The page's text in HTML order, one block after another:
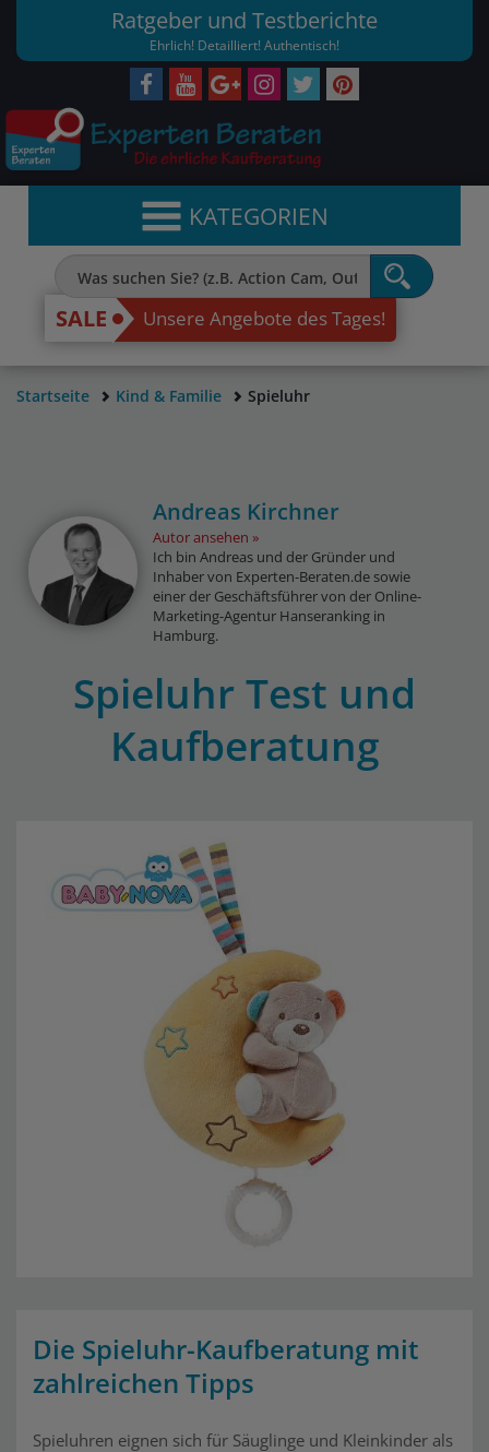
Ratgeber und Testberichte
Ehrlich! Detailliert! Authentisch!
KATEGORIEN
SALE Unsere Angebote des Tages!
Startseite Kind & Familie Spieluhr
Andreas Kirchner
Autor ansehen
Ich bin Andreas und der Gründer und
Inhaber von Experten-Beraten.de sowie
einer der Geschäftsführer von der Online-
Marketing-Agentur Hanseranking in
Hamburg.
Spieluhr Test und
Kaufberatung
Die Spieluhr-Kaufberatung mit
zahlreichen Tipps
Spieluhren eignen sich für Säuglinge und Kleinkinder als